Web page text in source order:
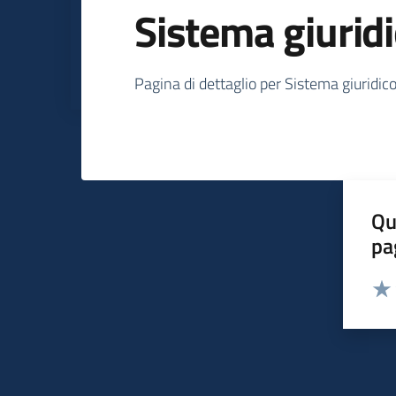
Sistema
Dettagli su
Pagina di dettaglio per Sistema giuridico